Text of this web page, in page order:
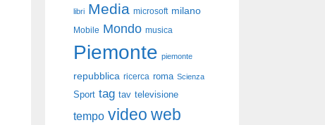
libri Media microsoft milano
Mobile Mondo musica
Piemonte piemonte
repubblica ricerca roma Scienza
Sport tag tav televisione
tempo video web